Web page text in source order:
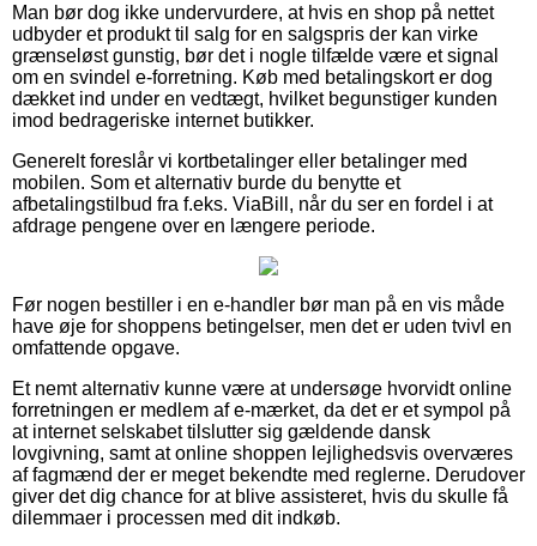
Man bør dog ikke undervurdere, at hvis en shop på nettet
udbyder et produkt til salg for en salgspris der kan virke
grænseløst gunstig, bør det i nogle tilfælde være et signal
om en svindel e-forretning. Køb med betalingskort er dog
dækket ind under en vedtægt, hvilket begunstiger kunden
imod bedrageriske internet butikker.
Generelt foreslår vi kortbetalinger eller betalinger med
mobilen. Som et alternativ burde du benytte et
afbetalingstilbud fra f.eks. ViaBill, når du ser en fordel i at
afdrage pengene over en længere periode.
Før nogen bestiller i en e-handler bør man på en vis måde
have øje for shoppens betingelser, men det er uden tvivl en
omfattende opgave.
Et nemt alternativ kunne være at undersøge hvorvidt online
forretningen er medlem af e-mærket, da det er et sympol på
at internet selskabet tilslutter sig gældende dansk
lovgivning, samt at online shoppen lejlighedsvis overværes
af fagmænd der er meget bekendte med reglerne. Derudover
giver det dig chance for at blive assisteret, hvis du skulle få
dilemmaer i processen med dit indkøb.